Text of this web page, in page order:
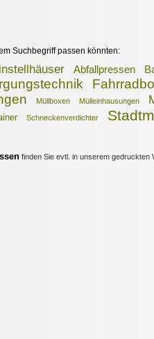
Suchbegriff passen könnten:
Abfallpressen
Müllboxen Mülleinhausungen
Schneckenverdichter
finden Sie evtl. in unserem gedruckten